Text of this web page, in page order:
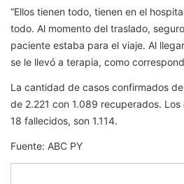
“Ellos tienen todo, tienen en el
todo. Al momento del traslado,
paciente estaba para el viaje. Al
se le llevó a terapia, como
La cantidad de casos confirmados
de 2.221 con 1.089 recuperados.
18 fallecidos, son 1.114.
Fuente: ABC PY